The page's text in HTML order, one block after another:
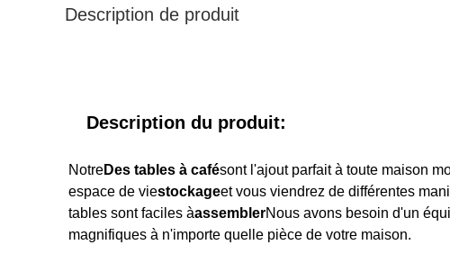
Description de produit
Description du produit:
NotreDes tables à cafésont l'ajout parfait à toute maison
espace de viestockageet vous viendrez de différentes
tables sont faciles àassemblerNous avons besoin d'un
magnifiques à n'importe quelle pièce de votre maison.